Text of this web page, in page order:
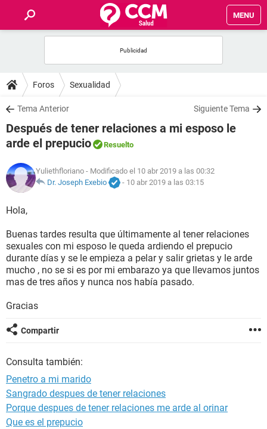
MENU
FOROS
SALUD
FAMILIA
NUTRICIÓN
SEXUALIDAD
GLOSARIO
Foros Sexualidad
Tema Anterior Siguiente Tema
Después de tener relaciones a mi esposo le
arde el prepucio
Resuelto
Yuliethfloriano - Modificado el 10 abr 2019 a las 00:32
Dr. Joseph Exebio
- 10 abr 2019 a las 03:15
Hola,
Buenas tardes resulta que últimamente al tener relaciones
sexuales con mi esposo le queda ardiendo el prepucio
durante días y se le empieza a pelar y salir grietas y le arde
mucho , no se si es por mi embarazo ya que llevamos juntos
mas de tres años y nunca nos había pasado.
Gracias
Compartir
Consulta también:
Penetro a mi marido
Sangrado despues de tener relaciones
Porque despues de tener relaciones me arde al orinar
Que es el prepucio